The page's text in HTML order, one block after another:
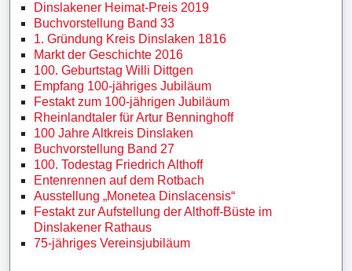
Dinslakener Heimat-Preis 2019
Buchvorstellung Band 33
1. Gründung Kreis Dinslaken 1816
Markt der Geschichte 2016
100. Geburtstag Willi Dittgen
Empfang 100-jähriges Jubiläum
Festakt zum 100-jährigen Jubiläum
Rheinlandtaler für Artur Benninghoff
100 Jahre Altkreis Dinslaken
Buchvorstellung Band 27
100. Todestag Friedrich Althoff
Entenrennen auf dem Rotbach
Ausstellung „Monetea Dinslacensis“
Festakt zur Aufstellung der Althoff-Büste im
Dinslakener Rathaus
75-jähriges Vereinsjubiläum